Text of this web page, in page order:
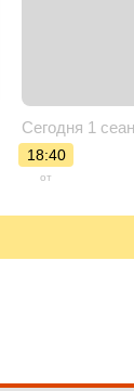
Сегодня 1
18:40
от